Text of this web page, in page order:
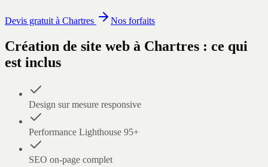
Devis gratuit à Chartres Nos forfaits
Création de site web à Chartres : ce qui
est inclus
Design sur mesure responsive
Performance Lighthouse 95+
SEO on-page complet